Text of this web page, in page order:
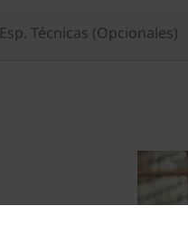
Esp. Técnicas (Opcionales)